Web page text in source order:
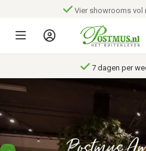
Vier showrooms vol
7 dagen per